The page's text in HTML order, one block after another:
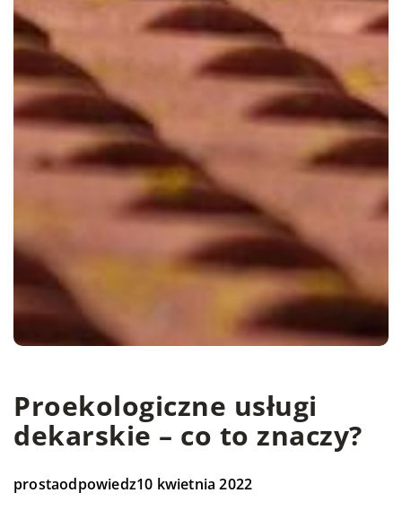
Proekologiczne usługi
dekarskie – co to znaczy?
prostaodpowiedz10 kwietnia 2022